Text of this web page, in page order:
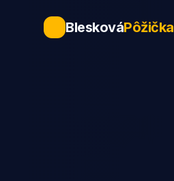
BleskováPôžička